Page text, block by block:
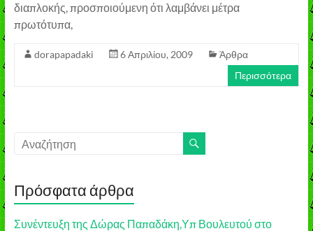
διαπλοκής, προσποιούμενη ότι λαμβάνει μέτρα
πρωτότυπα,
dorapapadaki 6 Απριλίου, 2009
Άρθρα
Περισσότερα
Πρόσφατα άρθρα
Συνέντευξη της Δώρας Παπαδάκη,Υπ Βουλευτού στο